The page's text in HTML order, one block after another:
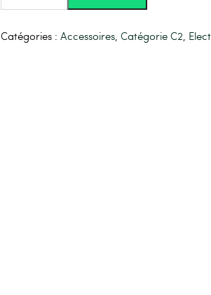
de
1,6/2,5mm
souple
Catégories :Accessoires ,Catégorie C2